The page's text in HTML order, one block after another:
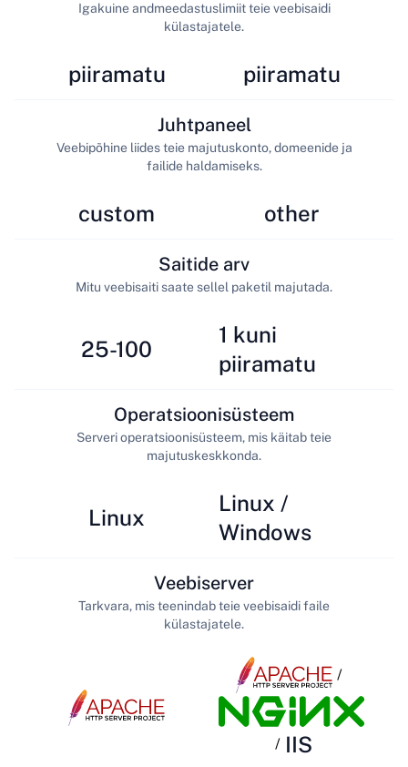
piiramatu
Igakuine andmeedastuslimiit teie veebisaidi
külastajatele.
piiramatu
custom
Juhtpaneel
Veebipõhine liides teie majutuskonto, domeenide ja
failide haldamiseks.
other
25-100
Saitide arv
Mitu veebisaiti saate sellel paketil majutada.
1 kuni
piiramatu
Linux
Operatsioonisüsteem
Serveri operatsioonisüsteem, mis käitab teie
majutuskeskkonda.
Linux /
Windows
Veebiserver
Tarkvara, mis teenindab teie veebisaidi faile
külastajatele.
/
/ IIS